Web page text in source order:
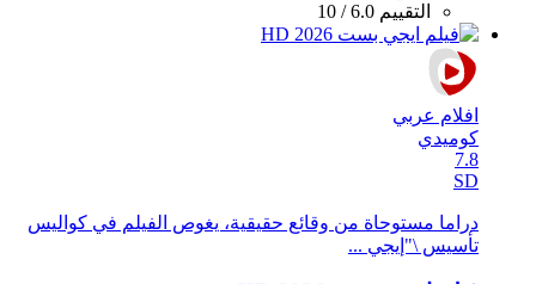
التقييم 6.0 / 10
افلام عربي
كوميدي
7.8
SD
دراما مستوحاة من وقائع حقيقية، يغوص الفيلم في كواليس
تأسيس \"إيجي ...